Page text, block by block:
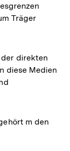
Träger
direkten
diese Medien
m den